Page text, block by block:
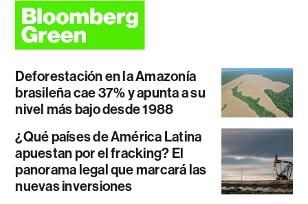
Deforestación en la Amazonía
brasileña cae 37% y apunta a su
nivel más bajo desde 1988
¿Qué países de América Latina
apuestan por el fracking? El
panorama legal que marcará las
nuevas inversiones